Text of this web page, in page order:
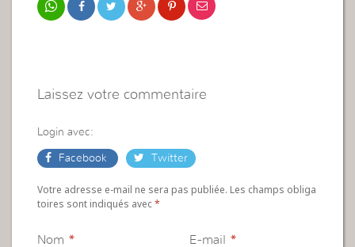
Laissez votre commentaire
Login avec:
Facebook Twitter
Votre adresse e-mail ne sera pas publiée. Les champs obliga
toires sont indiqués avec*
Nom * E-mail *